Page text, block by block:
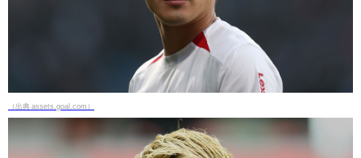
（出典 assets.goal.com）